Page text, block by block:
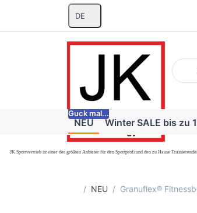
DE
NEU
Guck mal...
Winter SALE bis zu
JK Sportvertrieb ist einer der größten Anbieter für den Sportprofi und den zu Hause
Startseite
NEU Granuflex®